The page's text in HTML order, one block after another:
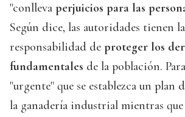
"conlleva perjuicios para las
Según dice, las autoridades tienen la
responsabilidad de proteger los
fundamentales de la población.
"urgente" que se establezca un plan
la ganadería industrial mientras que